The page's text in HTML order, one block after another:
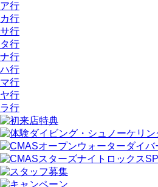
ア行
カ行
サ行
タ行
ナ行
ハ行
マ行
ヤ行
ラ行